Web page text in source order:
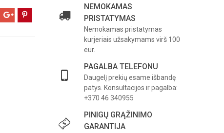
NEMOKAMAS
PRISTATYMAS
Nemokamas pristatymas
kurjeriais užsakymams virš 100
eur.
PAGALBA TELEFONU
Daugelį prekių esame išbandę
patys. Konsultacijos ir pagalba:
+370 46 340955
PINIGŲ GRĄŽINIMO
GARANTIJA